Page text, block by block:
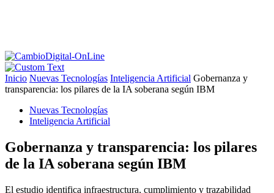
Inicio Nuevas Tecnologías Inteligencia Artificial Gobernanza y
transparencia: los pilares de la IA soberana según IBM
Nuevas Tecnologías
Inteligencia Artificial
Gobernanza y transparencia: los pilares
de la IA soberana según IBM
El estudio identifica infraestructura, cumplimiento y trazabilidad